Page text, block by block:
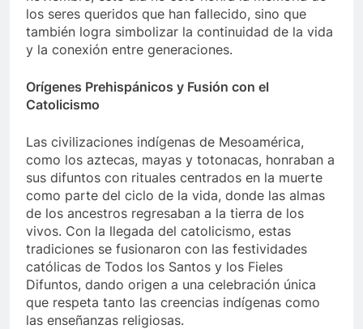
los seres queridos que han fallecido, sino que
también logra simbolizar la continuidad de la vida
y la conexión entre generaciones.
Orígenes Prehispánicos y Fusión con el
Catolicismo
Las civilizaciones indígenas de Mesoamérica,
como los aztecas, mayas y totonacas, honraban a
sus difuntos con rituales centrados en la muerte
como parte del ciclo de la vida, donde las almas
de los ancestros regresaban a la tierra de los
vivos. Con la llegada del catolicismo, estas
tradiciones se fusionaron con las festividades
católicas de Todos los Santos y los Fieles
Difuntos, dando origen a una celebración única
que respeta tanto las creencias indígenas como
las enseñanzas religiosas.